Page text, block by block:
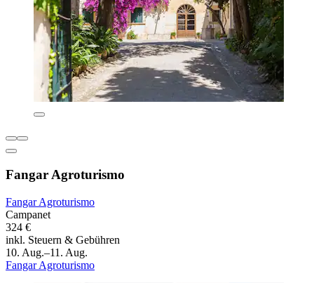
Fangar Agroturismo
Fangar Agroturismo
Campanet
324 €
inkl. Steuern & Gebühren
10. Aug.–11. Aug.
Fangar Agroturismo